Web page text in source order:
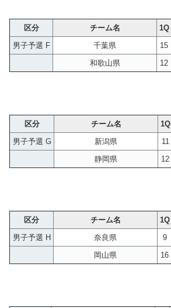
区分 チーム名 1Q
男子予選 F
千葉県 15
和歌山県
12
区分 チーム名 1Q
男子予選 G
新潟県 11
静岡県
12
区分 チーム名 1Q
男子予選 H
奈良県 9
岡山県
16